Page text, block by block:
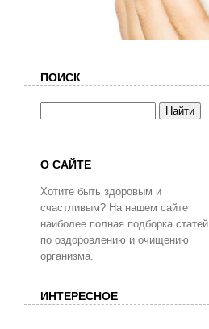
ПОИСК
О САЙТЕ
Хотите быть здоровым и
счастливым? На нашем сайте
наиболее полная подборка статей
по оздоровлению и очищению
организма.
ИНТЕРЕСНОЕ